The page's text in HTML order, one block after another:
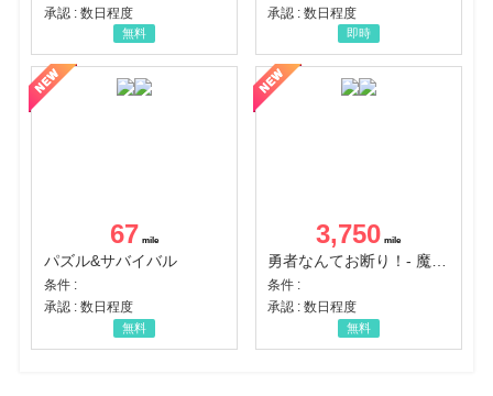
承認 : 数日程度
無料
承認 : 数日程度
即時
67
パズル&サバイバル
条件 :
承認 : 数日程度
無料
3,750
条件 :
承認 : 数日程度
無料